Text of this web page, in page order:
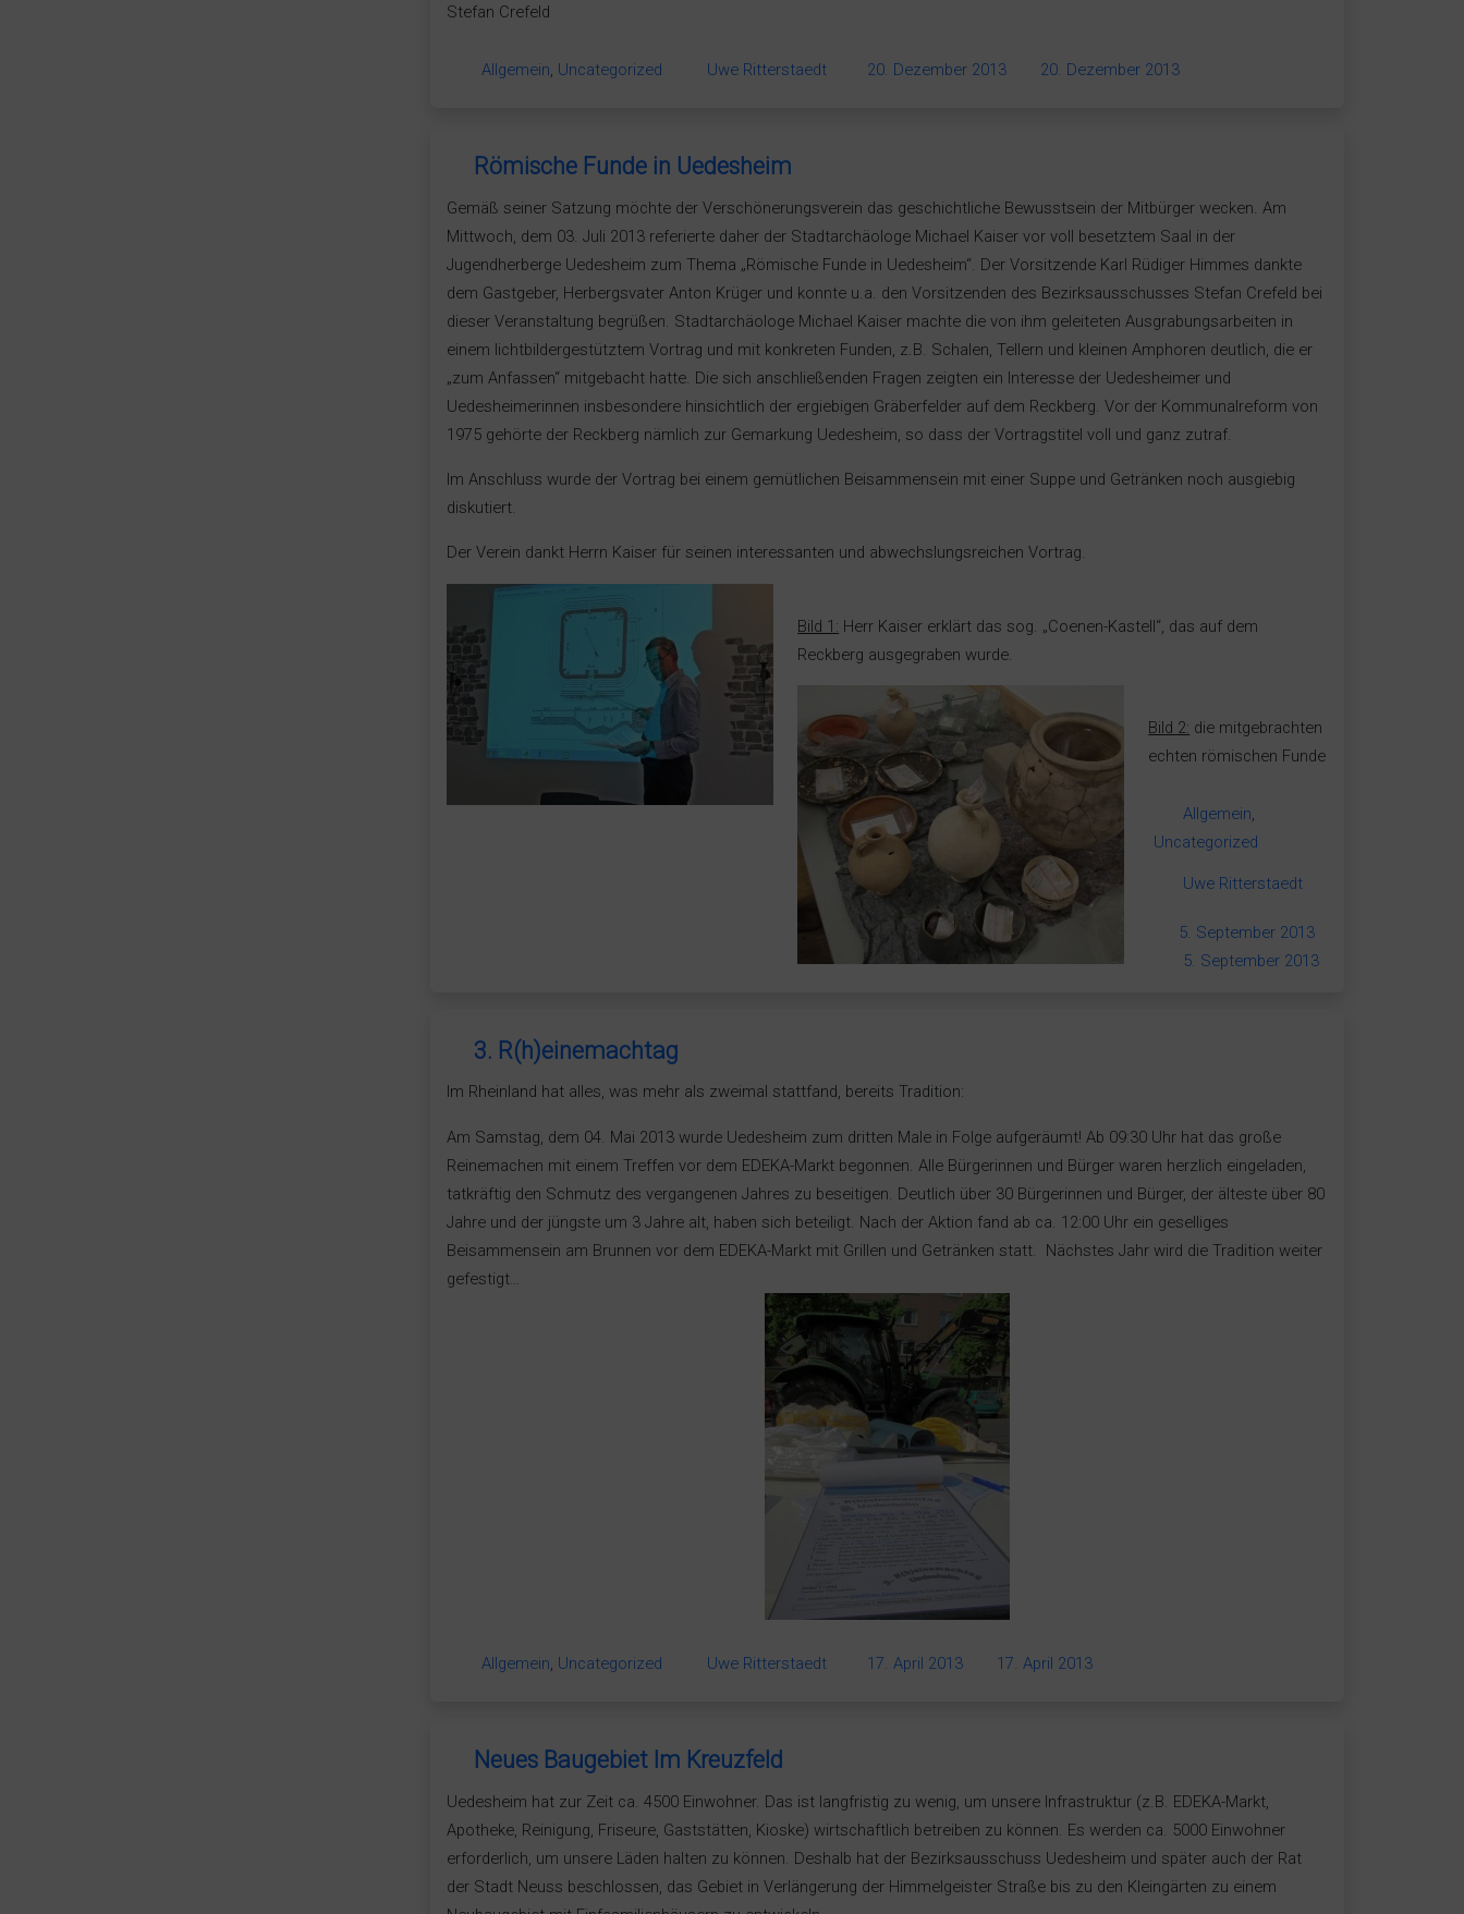
Stefan Crefeld
Allgemein, Uncategorized Uwe Ritterstaedt 20. Dezember 2013 20. Dezember 2013
Römische Funde in Uedesheim
Gemäß seiner Satzung möchte der Verschönerungsverein das geschichtliche Bewusstsein der Mitbürger wecken. Am
Mittwoch, dem 03. Juli 2013 referierte daher der Stadtarchäologe Michael Kaiser vor voll besetztem Saal in der
Jugendherberge Uedesheim zum Thema „Römische Funde in Uedesheim“. Der Vorsitzende Karl Rüdiger Himmes dankte
dem Gastgeber, Herbergsvater Anton Krüger und konnte u.a. den Vorsitzenden des Bezirksausschusses Stefan Crefeld bei
dieser Veranstaltung begrüßen. Stadtarchäologe Michael Kaiser machte die von ihm geleiteten Ausgrabungsarbeiten in
einem lichtbildergestütztem Vortrag und mit konkreten Funden, z.B. Schalen, Tellern und kleinen Amphoren deutlich, die er
„zum Anfassen“ mitgebacht hatte. Die sich anschließenden Fragen zeigten ein Interesse der Uedesheimer und
Uedesheimerinnen insbesondere hinsichtlich der ergiebigen Gräberfelder auf dem Reckberg. Vor der Kommunalreform von
1975 gehörte der Reckberg nämlich zur Gemarkung Uedesheim, so dass der Vortragstitel voll und ganz zutraf.
Im Anschluss wurde der Vortrag bei einem gemütlichen Beisammensein mit einer Suppe und Getränken noch ausgiebig
diskutiert.
Der Verein dankt Herrn Kaiser für seinen interessanten und abwechslungsreichen Vortrag.
Bild 1: Herr Kaiser erklärt das sog. „Coenen-Kastell“, das auf dem
Reckberg ausgegraben wurde.
Bild 2: die mitgebrachten
echten römischen Funde
Allgemein,
Uncategorized
Uwe Ritterstaedt
5. September 2013
5. September 2013
3. R(h)einemachtag
Im Rheinland hat alles, was mehr als zweimal stattfand, bereits Tradition:
Am Samstag, dem 04. Mai 2013 wurde Uedesheim zum dritten Male in Folge aufgeräumt! Ab 09:30 Uhr hat das große
Reinemachen mit einem Treffen vor dem EDEKA-Markt begonnen. Alle Bürgerinnen und Bürger waren herzlich eingeladen,
tatkräftig den Schmutz des vergangenen Jahres zu beseitigen. Deutlich über 30 Bürgerinnen und Bürger, der älteste über 80
Jahre und der jüngste um 3 Jahre alt, haben sich beteiligt. Nach der Aktion fand ab ca. 12:00 Uhr ein geselliges
Beisammensein am Brunnen vor dem EDEKA-Markt mit Grillen und Getränken statt. Nächstes Jahr wird die Tradition weiter
gefestigt…
Allgemein, Uncategorized Uwe Ritterstaedt 17. April 2013 17. April 2013
Neues Baugebiet Im Kreuzfeld
Uedesheim hat zur Zeit ca. 4500 Einwohner. Das ist langfristig zu wenig, um unsere Infrastruktur (z.B. EDEKA-Markt,
Apotheke, Reinigung, Friseure, Gaststätten, Kioske) wirtschaftlich betreiben zu können. Es werden ca. 5000 Einwohner
erforderlich, um unsere Läden halten zu können. Deshalb hat der Bezirksausschuss Uedesheim und später auch der Rat
der Stadt Neuss beschlossen, das Gebiet in Verlängerung der Himmelgeister Straße bis zu den Kleingärten zu einem